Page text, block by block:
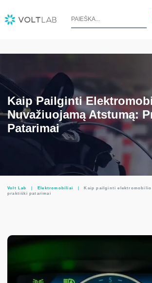
Kaip Pailginti
Nuvažiuojamą Atstumą:
Patarimai
Volt Lab Elektromobiliai
Kaip pailginti elektromobilio
praktiški patarimai